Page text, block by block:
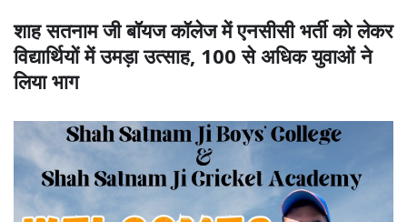
शाह सतनाम जी बॉयज कॉलेज में एनसीसी भर्ती को लेकर
विद्यार्थियों में उमड़ा उत्साह, 100 से अधिक युवाओं ने
लिया भाग